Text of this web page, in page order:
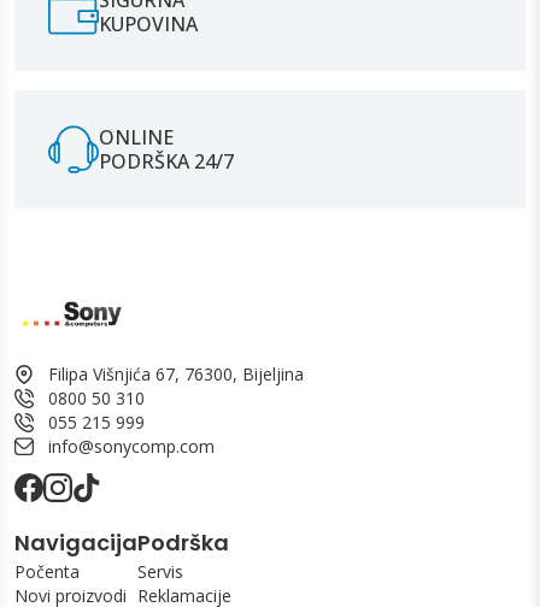
KUPOVINA
ONLINE
PODRŠKA 24/7
Filipa Višnjića 67, 76300, Bijeljina
0800 50 310
055 215 999
info@sonycomp.com
Navigacija
Počenta
Novi proizvodi
Podrška
Servis
Reklamacije